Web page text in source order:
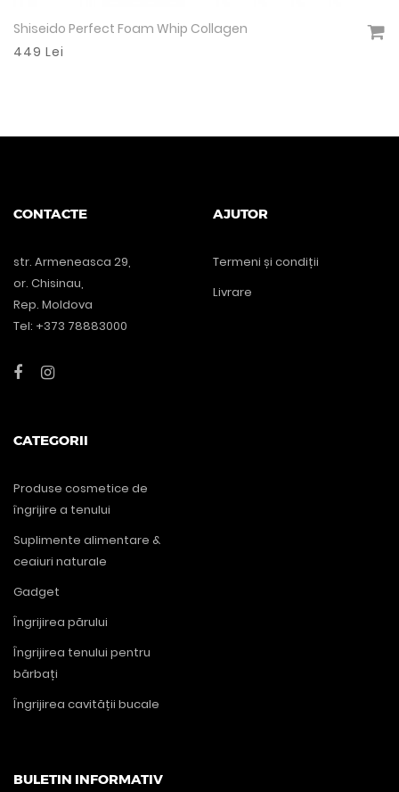
Vezi detalii
Whip Collagen
ORIHIRO
CONTACTE
str. Armeneasca 29,
or. Chisinau,
Rep. Moldova
Tel: +373 78883000
AJUTOR
Termeni și condiții
Livrare
CATEGORII
Produse cosmetice de
îngrijire a tenului
Suplimente alimentare &
ceaiuri naturale
Gadget
Îngrijirea părului
Îngrijirea tenului pentru
bărbați
Îngrijirea cavității bucale
BULETIN INFORMATIV